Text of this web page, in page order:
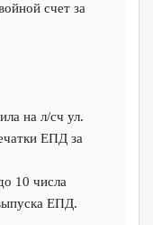
счет за
на л/сч ул.
ЕПД за
10 числа
ЕПД.